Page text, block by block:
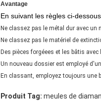
Avantage
En suivant les règles ci-
Ne classez pas le métal dur avec un
Ne classez pas le matériel de
Des pièces forgéees et les bâtis
Un nouveau dossier est employé
En classant, employez toujours une
Produit Tag: meules de